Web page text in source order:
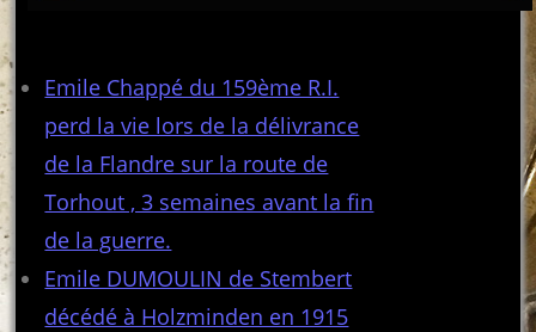
Emile Chappé du 159ème R.I.
perd la vie lors de la délivrance
de la Flandre sur la route de
Torhout , 3 semaines avant la fin
de la guerre.
Emile DUMOULIN de Stembert
décédé à Holzminden en 1915